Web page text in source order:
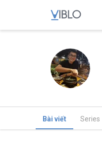
Bài viết Series